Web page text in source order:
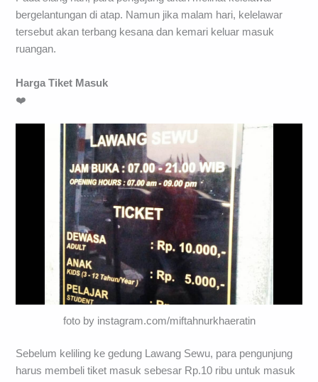
bergelantungan di atap. Namun jika malam hari, kelelawar
tersebut akan terbang kesana dan kemari keluar masuk
ruangan.
Harga Tiket Masuk
❤️
foto by instagram.com/miftahnurkhaeratin
Sebelum keliling ke gedung Lawang Sewu, para pengunjung
harus membeli tiket masuk sebesar Rp.10 ribu untuk masuk